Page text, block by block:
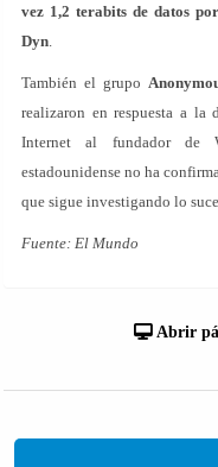
vez 1,2 terabits de datos
Dyn
También el grupo
realizaron en respuesta a la
Internet al fundador de
estadounidense no ha
que sigue investigando lo
Fuente: El Mundo
Abrir